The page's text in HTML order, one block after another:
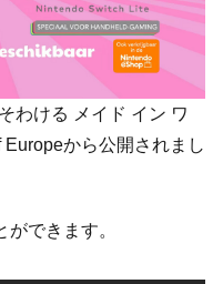
わける メイド イン ワ
から公開されまし
できます。